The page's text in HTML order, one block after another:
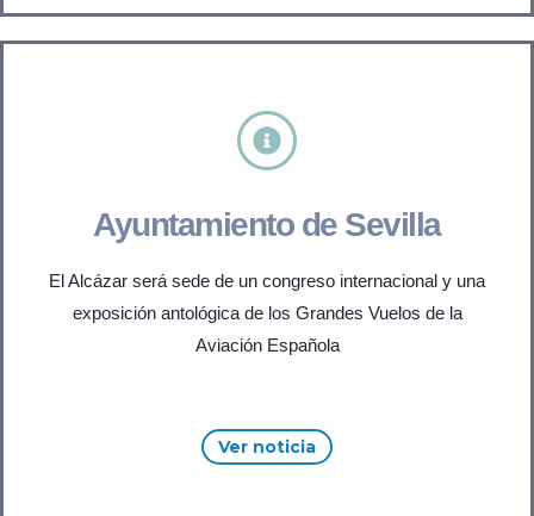
Ayuntamiento de Sevilla
El Alcázar será sede de un congreso internacional y una
exposición antológica de los Grandes Vuelos de la
Aviación Española
Ver noticia